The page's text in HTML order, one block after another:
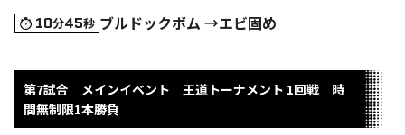
10分45秒 ブルドックボム →エビ固め
第7試合 メインイベント 王道トーナメント 1回戦 時
間無制限1本勝負